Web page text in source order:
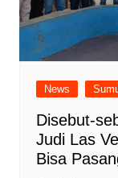
News
Disebut-
Judi Las
Bisa